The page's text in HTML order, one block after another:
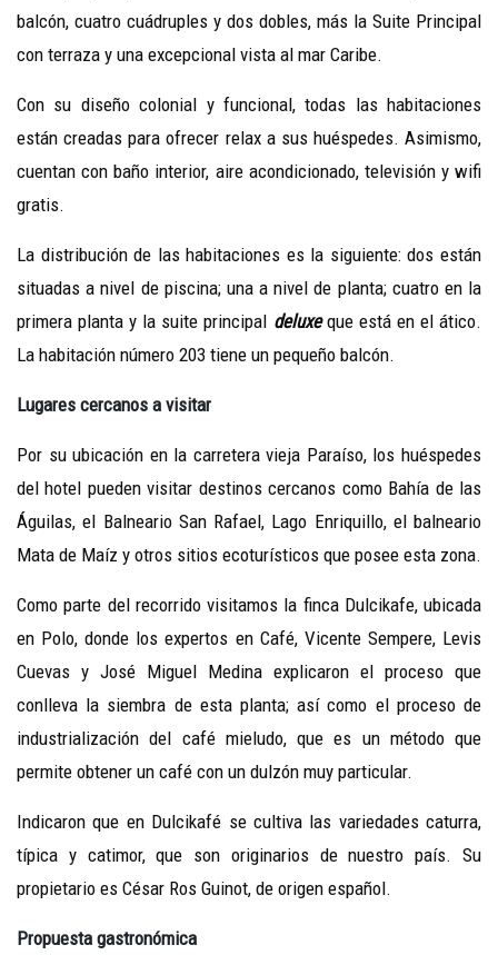
balcón, cuatro cuádruples y dos dobles, más la Suite Principal
con terraza y una excepcional vista al mar Caribe.
Con su diseño colonial y funcional, todas las habitaciones
están creadas para ofrecer relax a sus huéspedes. Asimismo,
cuentan con baño interior, aire acondicionado, televisión y wifi
gratis.
La distribución de las habitaciones es la siguiente: dos están
situadas a nivel de piscina; una a nivel de planta; cuatro en la
primera planta y la suite principal deluxeque está en el ático.
La habitación número 203 tiene un pequeño balcón.
Lugares cercanos a visitar
Por su ubicación en la carretera vieja Paraíso, los huéspedes
del hotel pueden visitar destinos cercanos como Bahía de las
Águilas, el Balneario San Rafael, Lago Enriquillo, el balneario
Mata de Maíz y otros sitios ecoturísticos que posee esta zona.
Como parte del recorrido visitamos la finca Dulcikafe, ubicada
en Polo, donde los expertos en Café, Vicente Sempere, Levis
Cuevas y José Miguel Medina explicaron el proceso que
conlleva la siembra de esta planta; así como el proceso de
industrialización del café mieludo, que es un método que
permite obtener un café con un dulzón muy particular.
Indicaron que en Dulcikafé se cultiva las variedades caturra,
típica y catimor, que son originarios de nuestro país. Su
propietario es César Ros Guinot, de origen español.
Propuesta gastronómica